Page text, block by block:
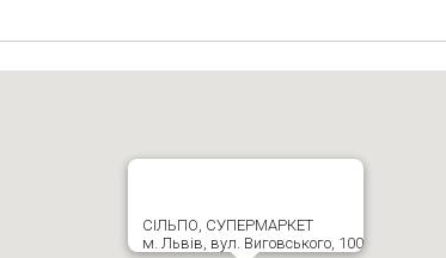
СІЛЬПО, СУПЕРМАРКЕТ
м. Львів, вул. Виговського, 100